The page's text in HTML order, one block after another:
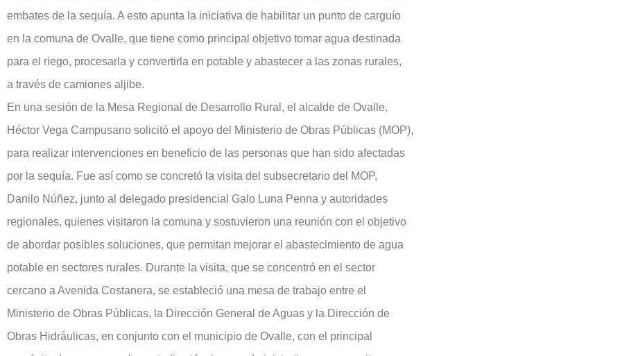
embates de la sequía. A esto apunta la iniciativa de habilitar un punto de carguío
en la comuna de Ovalle, que tiene como principal objetivo tomar agua destinada
para el riego, procesarla y convertirla en potable y abastecer a las zonas rurales,
a través de camiones aljibe.
En una sesión de la Mesa Regional de Desarrollo Rural, el alcalde de Ovalle,
Héctor Vega Campusano solicitó el apoyo del Ministerio de Obras Públicas (MOP),
para realizar intervenciones en beneficio de las personas que han sido afectadas
por la sequía. Fue así como se concretó la visita del subsecretario del MOP,
Danilo Núñez, junto al delegado presidencial Galo Luna Penna y autoridades
regionales, quienes visitaron la comuna y sostuvieron una reunión con el objetivo
de abordar posibles soluciones, que permitan mejorar el abastecimiento de agua
potable en sectores rurales. Durante la visita, que se concentró en el sector
cercano a Avenida Costanera, se estableció una mesa de trabajo entre el
Ministerio de Obras Públicas, la Dirección General de Aguas y la Dirección de
Obras Hidráulicas, en conjunto con el municipio de Ovalle, con el principal